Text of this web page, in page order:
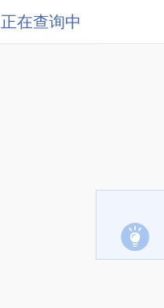
正在查询中